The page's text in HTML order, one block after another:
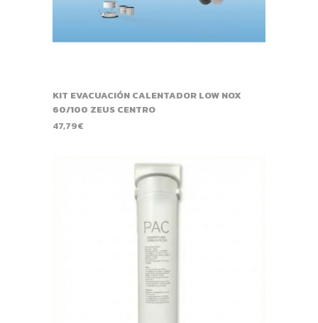
KIT EVACUACIÓN CALENTADOR LOW NOX
60/100 ZEUS CENTRO
47,79€